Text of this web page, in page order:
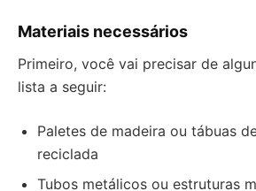
Materiais necessários
Primeiro, você vai precisar de
lista a seguir:
Paletes de madeira ou tábuas
reciclada
Tubos metálicos ou estruturas